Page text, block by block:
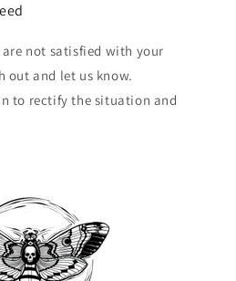
are not satisfied with your
out and let us know.
to rectify the situation and